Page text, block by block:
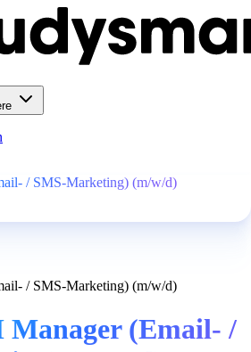
/ SMS-Marketing) (m/w/d)
/ SMS-Marketing) (m/w/d)
Manager (Email- /